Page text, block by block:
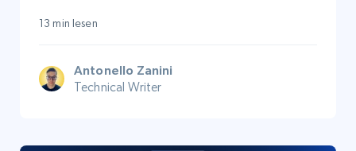
13 min lesen
Antonello Zanini
Technical Writer